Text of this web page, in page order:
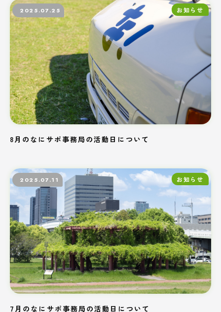
2025.07.25 お知らせ
8月のなにサポ事務局の活動日について
2025.07.11 お知らせ
7月のなにサポ事務局の活動日について